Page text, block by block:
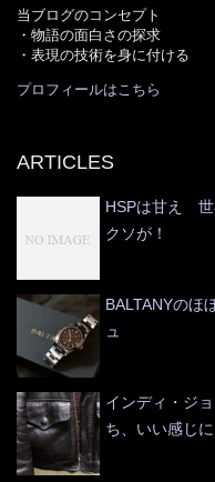
当ブログのコンセプト
・物語の面白さの探求
・表現の技術を身に付ける
プロフィールはこちら
ARTICLES
HSPは甘え 世
クソが！
BALTANYのほ
ュ
インディ・ジ
ち、いい感じ